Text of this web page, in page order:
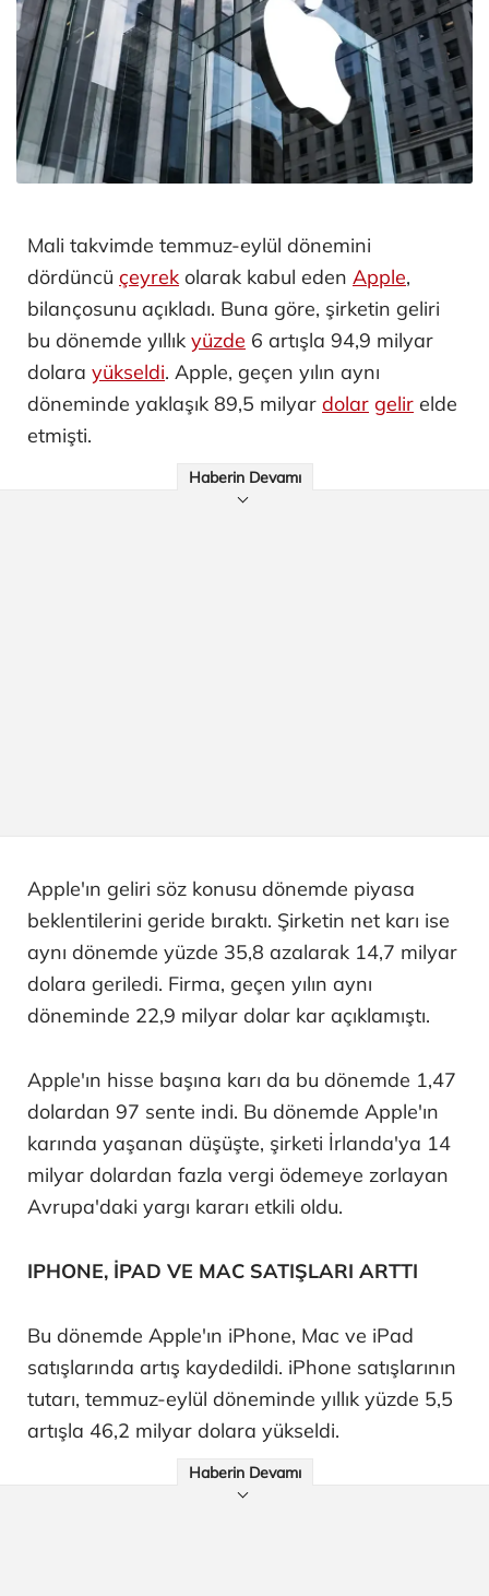
Mali takvimde temmuz-eylül dönemini
dördüncü çeyrek olarak kabul eden Apple,
bilançosunu açıkladı. Buna göre, şirketin geliri
bu dönemde yıllık yüzde 6 artışla 94,9 milyar
dolara yükseldi. Apple, geçen yılın aynı
döneminde yaklaşık 89,5 milyar dolar gelir elde
etmişti.
Haberin Devamı
Apple'ın geliri söz konusu dönemde piyasa
beklentilerini geride bıraktı. Şirketin net karı ise
aynı dönemde yüzde 35,8 azalarak 14,7 milyar
dolara geriledi. Firma, geçen yılın aynı
döneminde 22,9 milyar dolar kar açıklamıştı.
Apple'ın hisse başına karı da bu dönemde 1,47
dolardan 97 sente indi. Bu dönemde Apple'ın
karında yaşanan düşüşte, şirketi İrlanda'ya 14
milyar dolardan fazla vergi ödemeye zorlayan
Avrupa'daki yargı kararı etkili oldu.
IPHONE, İPAD VE MAC SATIŞLARI ARTTI
Bu dönemde Apple'ın iPhone, Mac ve iPad
satışlarında artış kaydedildi. iPhone satışlarının
tutarı, temmuz-eylül döneminde yıllık yüzde 5,5
artışla 46,2 milyar dolara yükseldi.
Haberin Devamı